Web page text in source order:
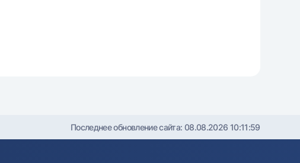
Последнее обновление сайта: 08.08.2026 10:11:59